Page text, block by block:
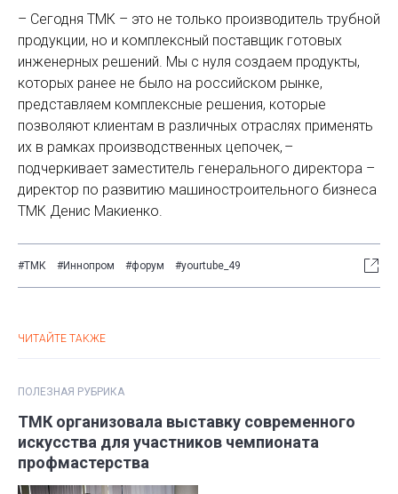
– Сегодня ТМК – это не только производитель трубной
продукции, но и комплексный поставщик готовых
инженерных решений. Мы с нуля создаем продукты,
которых ранее не было на российском рынке,
представляем комплексные решения, которые
позволяют клиентам в различных отраслях применять
их в рамках производственных цепочек, –
подчеркивает заместитель генерального директора –
директор по развитию машиностроительного бизнеса
ТМК Денис Макиенко.
#ТМК #Иннопром #форум #yourtube_49
ЧИТАЙТЕ ТАКЖЕ
ПОЛЕЗНАЯ РУБРИКА
ТМК организовала выставку современного
искусства для участников чемпионата
профмастерства